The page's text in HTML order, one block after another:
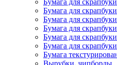
Бумага для
Бумага для
Бумага для
Бумага для
Бумага для
Бумага для
Бумага
Вырубки, чипборды